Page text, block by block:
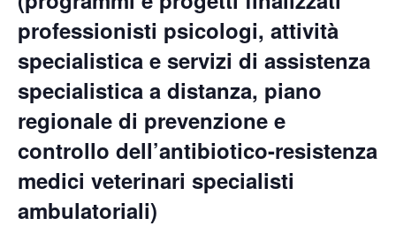
professionisti psicologi, attività
specialistica e servizi di assistenza
specialistica a distanza, piano
regionale di prevenzione e
controllo dell’antibiotico-resistenza
medici veterinari specialisti
ambulatoriali)